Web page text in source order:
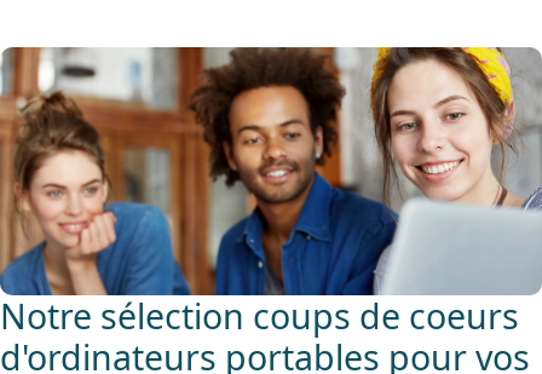
Notre sélection coups de coeurs
d'ordinateurs portables pour vos